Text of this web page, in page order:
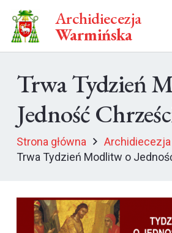
Archidiecezja
Warmińska
Trwa Tydzień
Jedność
Strona główna
Archidiecezja
Trwa Tydzień Modlitw o